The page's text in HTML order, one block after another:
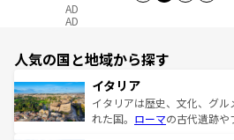
AD
AD
人気の国と地域から探す
イタリア
イタリアは歴史、文化、グ
れた国。 ローマの古代遺跡や